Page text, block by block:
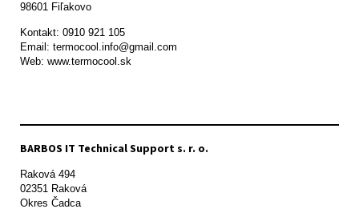
98601 Fiľakovo
Kontakt: 0910 921 105
Email: termocool.info@gmail.com
Web: www.termocool.sk
BARBOS IT Technical Support s. r. o.
Raková 494
02351 Raková
Okres Čadca